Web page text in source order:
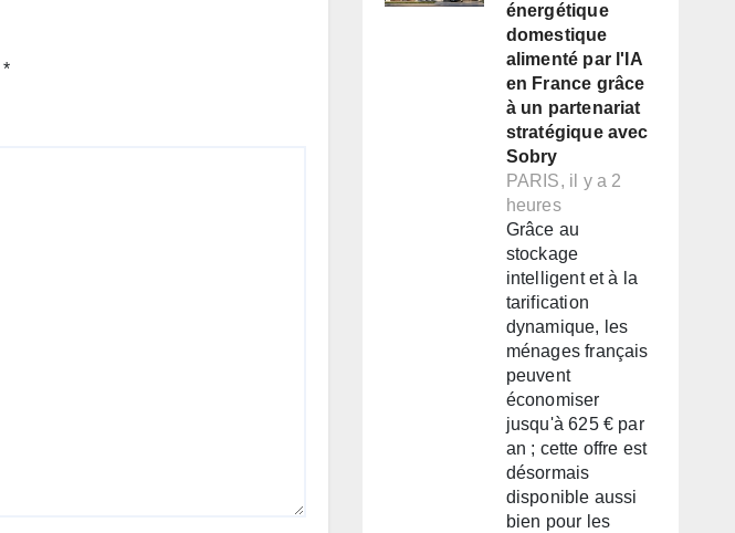
*
énergétique
domestique
alimenté par l'IA
en France grâce
à un partenariat
stratégique avec
Sobry
PARIS, il y a 2
heures
Grâce au
stockage
intelligent et à la
tarification
dynamique, les
ménages français
peuvent
économiser
jusqu'à 625 € par
an ; cette offre est
désormais
disponible aussi
bien pour les